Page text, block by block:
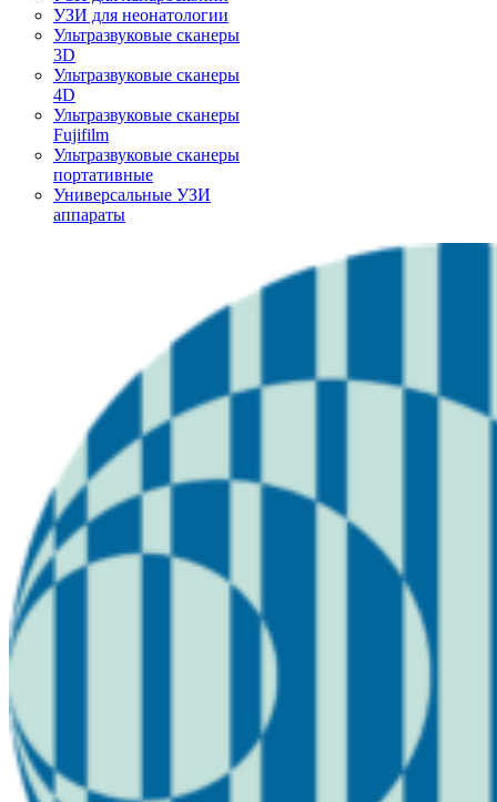
УЗИ для неонатологии
Ультразвуковые сканеры
3D
Ультразвуковые сканеры
4D
Ультразвуковые сканеры
Fujifilm
Ультразвуковые сканеры
портативные
Универсальные УЗИ
аппараты